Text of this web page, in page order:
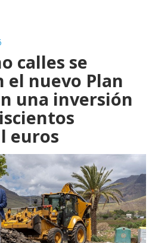
calles se
nuevo Plan
una inversión
euros